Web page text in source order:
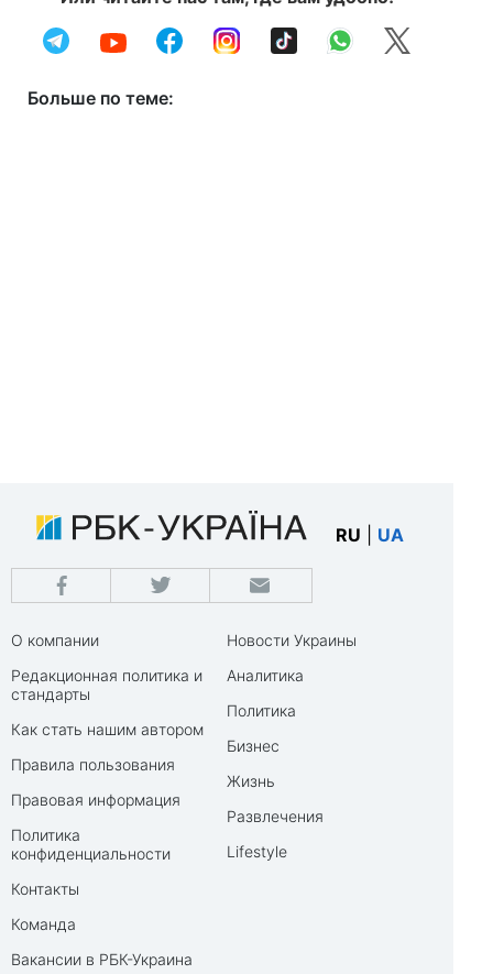
Больше по теме:
RU UA
О компании
Редакционная политика и
стандарты
Как стать нашим автором
Правила пользования
Правовая информация
Политика
конфиденциальности
Контакты
Команда
Вакансии в РБК-Украина
Новости Украины
Аналитика
Политика
Бизнес
Жизнь
Развлечения
Lifestyle